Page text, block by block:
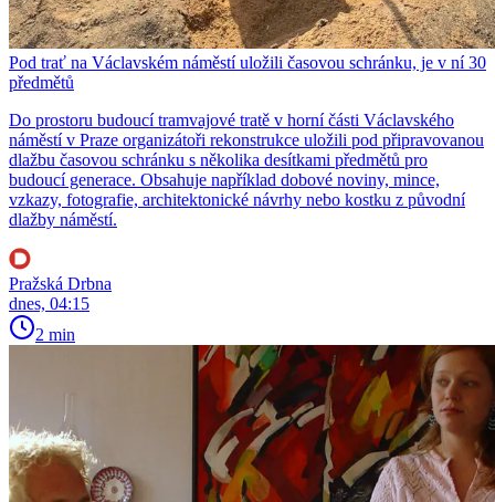
Pod trať na Václavském náměstí uložili časovou schránku, je v ní 30
předmětů
Do prostoru budoucí tramvajové tratě v horní části Václavského
náměstí v Praze organizátoři rekonstrukce uložili pod připravovanou
dlažbu časovou schránku s několika desítkami předmětů pro
budoucí generace. Obsahuje například dobové noviny, mince,
vzkazy, fotografie, architektonické návrhy nebo kostku z původní
dlažby náměstí.
Pražská Drbna
dnes, 04:15
2 min